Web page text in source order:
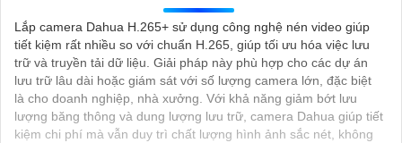
Lắp camera Dahua H.265+ sử dụng công nghệ nén video giúp
tiết kiệm rất nhiều so với chuẩn H.265, giúp tối ưu hóa việc lưu
trữ và truyền tải dữ liệu. Giải pháp này phù hợp cho các dự án
lưu trữ lâu dài hoặc giám sát với số lượng camera lớn, đặc biệt
là cho doanh nghiệp, nhà xưởng. Với khả năng giảm bớt lưu
lượng băng thông và dung lượng lưu trữ, camera Dahua giúp tiết
kiệm chi phí mà vẫn duy trì chất lượng hình ảnh sắc nét, không